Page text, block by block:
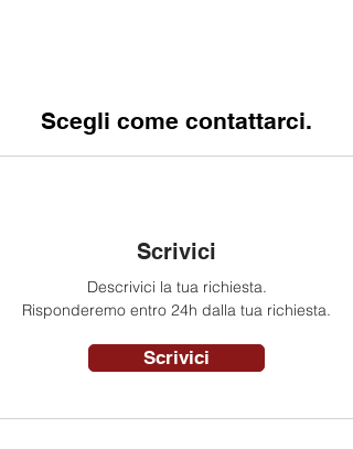
Scegli come contattarci.
Scrivici
Descrivici la tua richiesta.
Risponderemo entro 24h dalla tua richiesta.
Scrivici